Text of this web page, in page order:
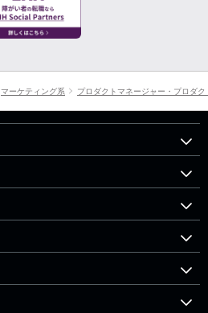
マーケティング系 プロダクトマネージャー・プロダク